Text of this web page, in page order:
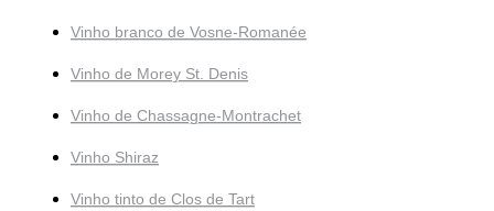
Vinho branco de Vosne-Romanée
Vinho de Morey St. Denis
Vinho de Chassagne-Montrachet
Vinho Shiraz
Vinho tinto de Clos de Tart